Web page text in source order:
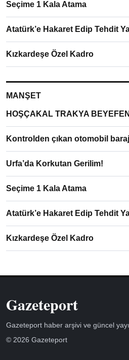
Seçime 1 Kala Atama
Atatürk’e Hakaret Edip Tehdit
Kızkardeşe Özel Kadro
MANŞET
HOŞÇAKAL TRAKYA
Kontrolden çıkan otomobil
Urfa’da Korkutan Gerilim!
Seçime 1 Kala Atama
Atatürk’e Hakaret Edip Tehdit
Kızkardeşe Özel Kadro
Gazeteport
Gazeteport haber arşivi ve güncel
© 2026 Gazeteport